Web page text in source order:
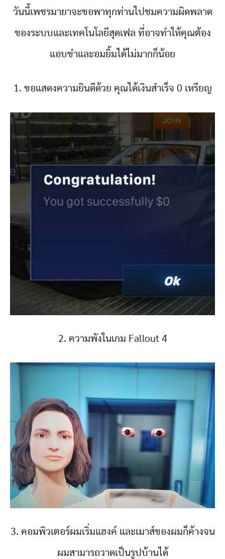
วันนี้เพชรมายาจะขอพาทุกท่านไปชมความผิดพลาด
ของระบบและเทคโนโลยีสุดเฟล ที่อาจทำให้คุณต้อง
แอบขำและอมยิ้มได้ไม่มากก็น้อย
1. ขอแสดงความยินดีด้วย คุณได้เงินสำเร็จ 0 เหรียญ
2. ความพังในเกม Fallout 4
3. คอมพิวเตอร์ผมเริ่มแฮงค์ และเมาส์ของผมก็ค้างจน
ผมสามารถวาดเป็นรูปบ้านได้